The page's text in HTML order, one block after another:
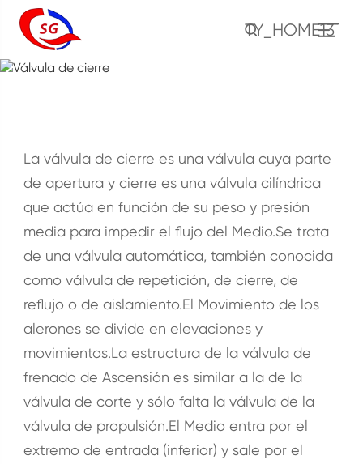
TY_HOME13
Válvula de cierre
La válvula de cierre es una válvula cuya parte
de apertura y cierre es una válvula cilíndrica
que actúa en función de su peso y presión
media para impedir el flujo del Medio.Se trata
de una válvula automática, también conocida
como válvula de repetición, de cierre, de
reflujo o de aislamiento.El Movimiento de los
alerones se divide en elevaciones y
movimientos.La estructura de la válvula de
frenado de Ascensión es similar a la de la
válvula de corte y sólo falta la válvula de la
válvula de propulsión.El Medio entra por el
extremo de entrada (inferior) y sale por el